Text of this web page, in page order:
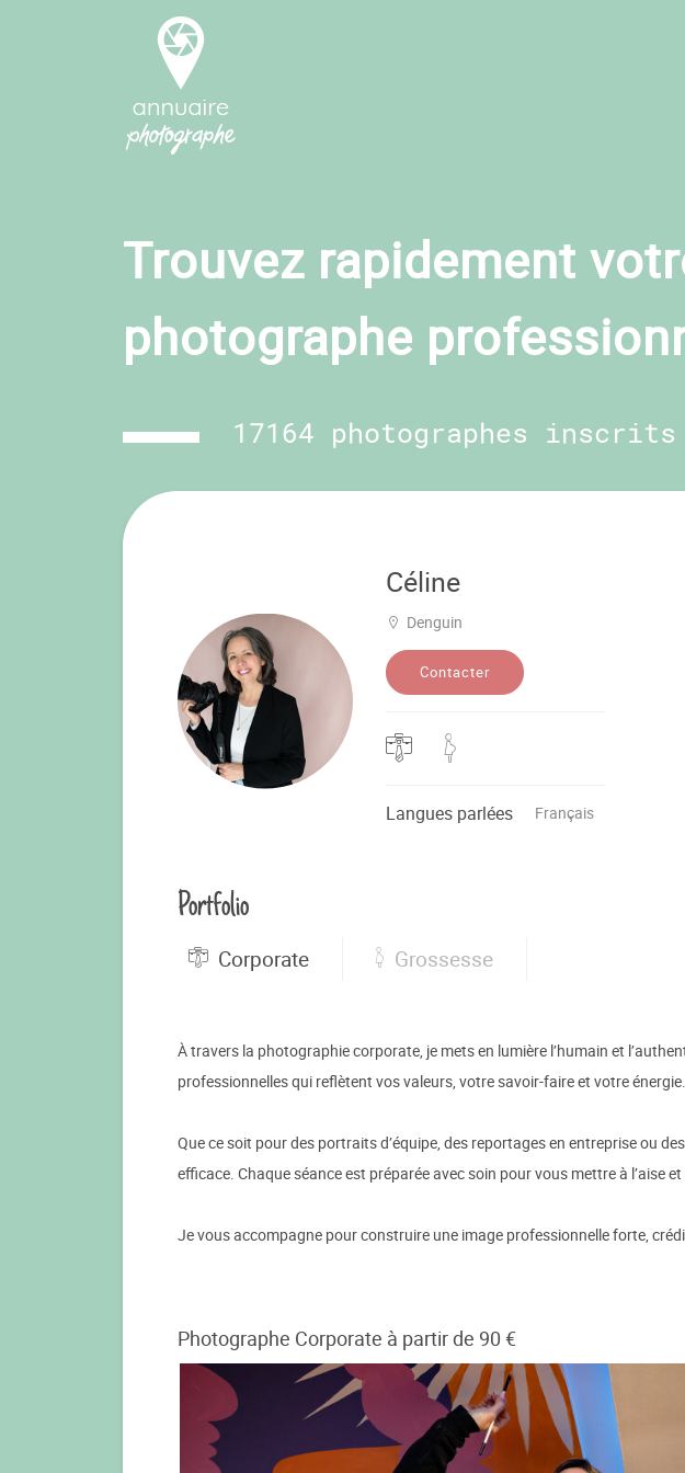
Trouvez rapidement
photographe
17164 photographes inscrits
Céline
Denguin
Contacter
Langues parlées Français
Portfolio
Corporate Grossesse
À travers la photographie corporate, je mets en lumière l’humain et
professionnelles qui reflètent vos valeurs, votre savoir-faire et votre énergie.
Que ce soit pour des portraits d’équipe, des reportages en entreprise ou
efficace. Chaque séance est préparée avec soin pour vous mettre à l’aise
Je vous accompagne pour construire une image professionnelle forte,
Photographe Corporate à partir de 90 €